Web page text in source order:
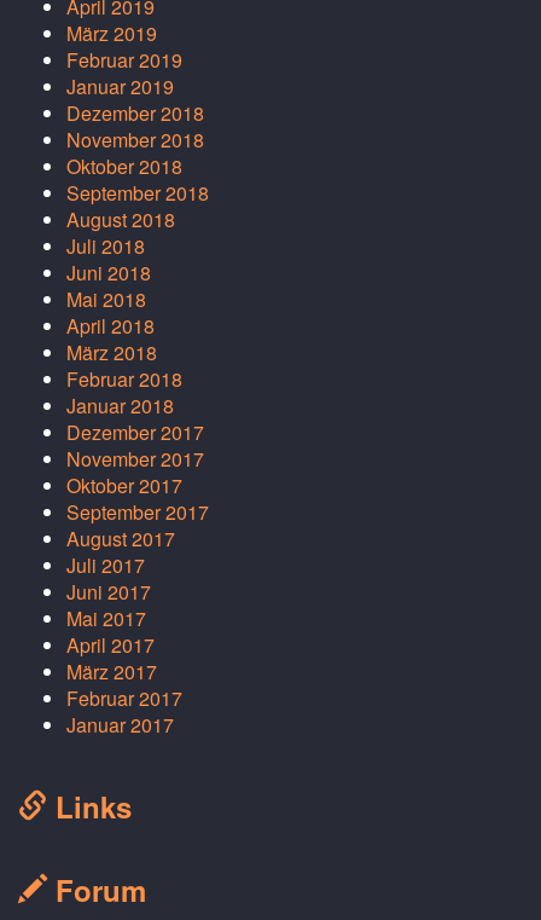
April 2019
März 2019
Februar 2019
Januar 2019
Dezember 2018
November 2018
Oktober 2018
September 2018
August 2018
Juli 2018
Juni 2018
Mai 2018
April 2018
März 2018
Februar 2018
Januar 2018
Dezember 2017
November 2017
Oktober 2017
September 2017
August 2017
Juli 2017
Juni 2017
Mai 2017
April 2017
März 2017
Februar 2017
Januar 2017
Links
Forum